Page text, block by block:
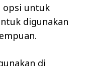
opsi untuk
digunakan
di